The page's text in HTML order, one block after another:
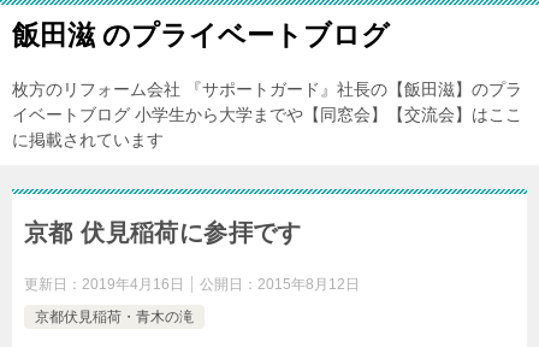
飯田滋 のプライベートブログ
枚方のリフォーム会社 『サポートガード』社長の【飯田滋】のプラ
イベートブログ 小学生から大学までや【同窓会】【交流会】はここ
に掲載されています
京都 伏見稲荷に参拝です
更新日： 2019年4月16日 公開日： 2015年8月12日
京都伏見稲荷・青木の滝